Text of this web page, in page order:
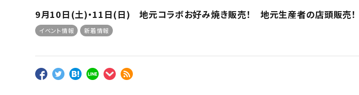
9月10日(土)・11日(日) 地元コラボお好み焼き販売！ 地元生産者の店頭販売！
イベント情報 新着情報